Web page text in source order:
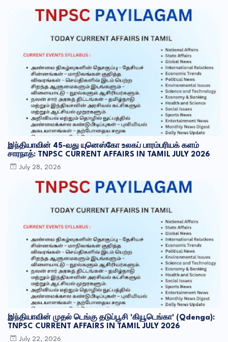
இந்தியாவின் 45-வது யுனெஸ்கோ உலகப் பாரம்பரியக் களம்
சாரநாத்: TNPSC CURRENT AFFAIRS IN TAMIL JULY 2026
July 28, 2026
இந்தியாவின் முதல் டெங்கு தடுப்பூசி 'கியூடெங்கா' (Qdenga):
TNPSC CURRENT AFFAIRS IN TAMIL JULY 2026
July 22, 2026